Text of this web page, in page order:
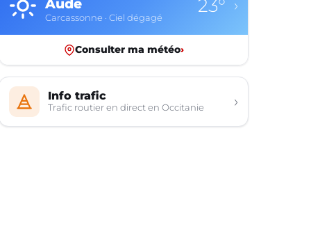
Aude
Carcassonne · Ciel dégagé
23° ›
Consulter ma météo›
Info trafic
Trafic routier en direct en Occitanie ›